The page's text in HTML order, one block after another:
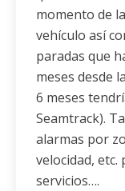
momento de
vehículo así
paradas que
meses desde
6 meses
Seamtrack).
alarmas por
velocidad, etc.
servicios….